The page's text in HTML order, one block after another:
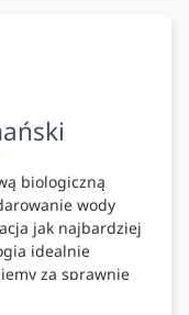
biologiczną
wody
jak najbardziej
idealnie
za sprawnie
Polecam!